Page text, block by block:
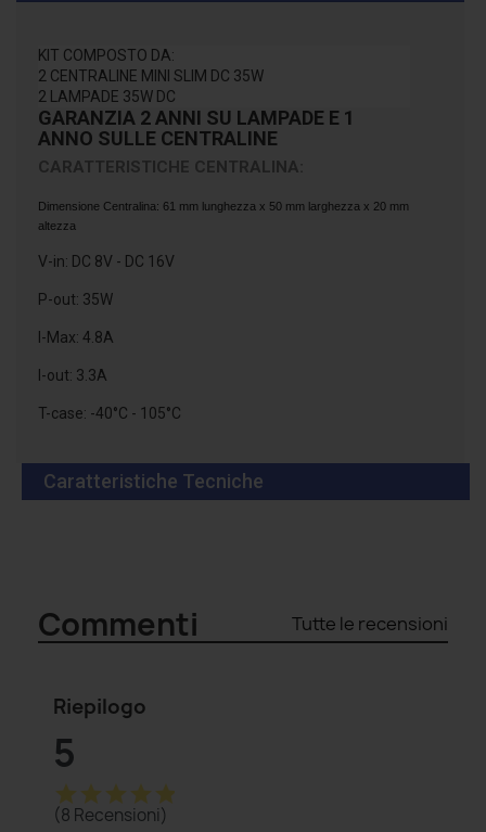
KIT COMPOSTO DA:
2 CENTRALINE MINI SLIM DC 35W
2 LAMPADE 35W DC
GARANZIA 2 ANNI SU LAMPADE E 1
ANNO SULLE CENTRALINE
CARATTERISTICHE CENTRALINA:
Dimensione Centralina: 61 mm lunghezza x 50 mm larghezza x 20 mm
altezza
V-in: DC 8V - DC 16V
P-out: 35W
I-Max: 4.8A
I-out: 3.3A
T-case: -40°C - 105°C
Caratteristiche Tecniche
Commenti Tutte le recensioni
Riepilogo
5
star star star star star
(8 Recensioni)